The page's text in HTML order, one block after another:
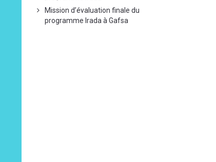
Mission d’évaluation finale du
programme Irada à Gafsa